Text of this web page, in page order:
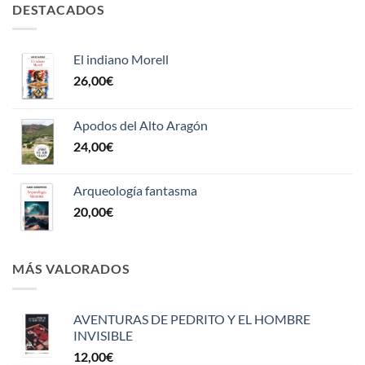
DESTACADOS
El indiano Morell
26,00€
Apodos del Alto Aragón
24,00€
Arqueología fantasma
20,00€
MÁS VALORADOS
AVENTURAS DE PEDRITO Y EL HOMBRE
INVISIBLE
12,00€